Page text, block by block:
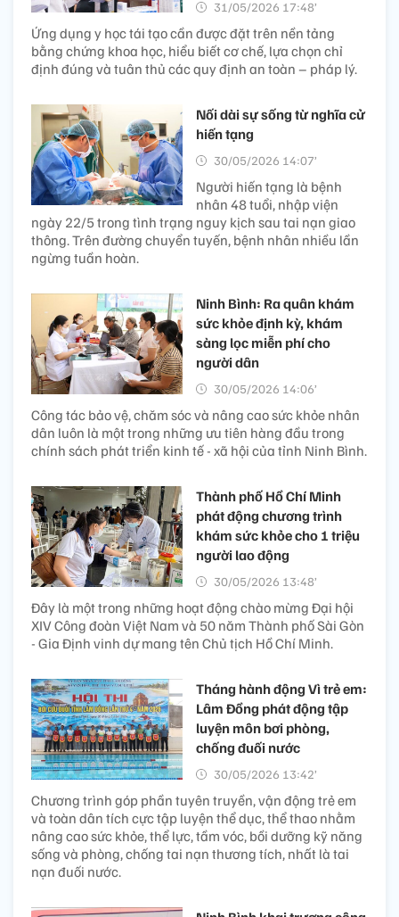
31/05/2026 17:48’
Ứng dụng y học tái tạo cần được đặt trên nền tảng
bằng chứng khoa học, hiểu biết cơ chế, lựa chọn chỉ
định đúng và tuân thủ các quy định an toàn – pháp lý.
Nối dài sự sống từ nghĩa cử
hiến tạng
30/05/2026 14:07’
Người hiến tạng là bệnh
nhân 48 tuổi, nhập viện
ngày 22/5 trong tình trạng nguy kịch sau tai nạn giao
thông. Trên đường chuyển tuyến, bệnh nhân nhiều lần
ngừng tuần hoàn.
Ninh Bình: Ra quân khám
sức khỏe định kỳ, khám
sàng lọc miễn phí cho
người dân
30/05/2026 14:06’
Công tác bảo vệ, chăm sóc và nâng cao sức khỏe nhân
dân luôn là một trong những ưu tiên hàng đầu trong
chính sách phát triển kinh tế - xã hội của tỉnh Ninh Bình.
Thành phố Hồ Chí Minh
phát động chương trình
khám sức khỏe cho 1 triệu
người lao động
30/05/2026 13:48’
Đây là một trong những hoạt động chào mừng Đại hội
XIV Công đoàn Việt Nam và 50 năm Thành phố Sài Gòn
- Gia Định vinh dự mang tên Chủ tịch Hồ Chí Minh.
Tháng hành động Vì trẻ em:
Lâm Đồng phát động tập
luyện môn bơi phòng,
chống đuối nước
30/05/2026 13:42’
Chương trình góp phần tuyên truyền, vận động trẻ em
và toàn dân tích cực tập luyện thể dục, thể thao nhằm
nâng cao sức khỏe, thể lực, tầm vóc, bồi dưỡng kỹ năng
sống và phòng, chống tai nạn thương tích, nhất là tai
nạn đuối nước.